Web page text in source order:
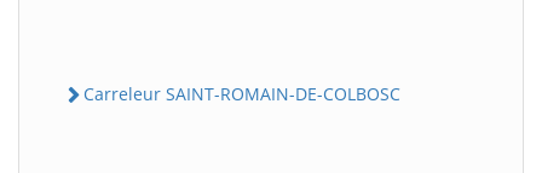
Carreleur SAINT-ROMAIN-DE-COLBOSC